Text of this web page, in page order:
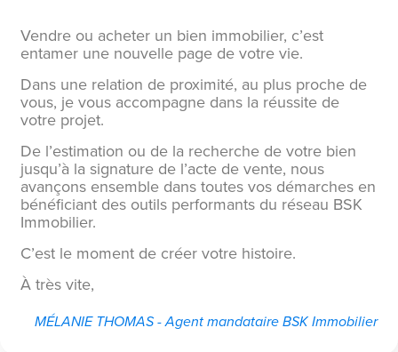
Vendre ou acheter un bien immobilier, c’est
entamer une nouvelle page de votre vie.
Dans une relation de proximité, au plus proche de
vous, je vous accompagne dans la réussite de
votre projet.
De l’estimation ou de la recherche de votre bien
jusqu’à la signature de l’acte de vente, nous
avançons ensemble dans toutes vos démarches en
bénéficiant des outils performants du réseau BSK
Immobilier.
C’est le moment de créer votre histoire.
À très vite,
MÉLANIE THOMAS - Agent mandataire BSK Immobilier